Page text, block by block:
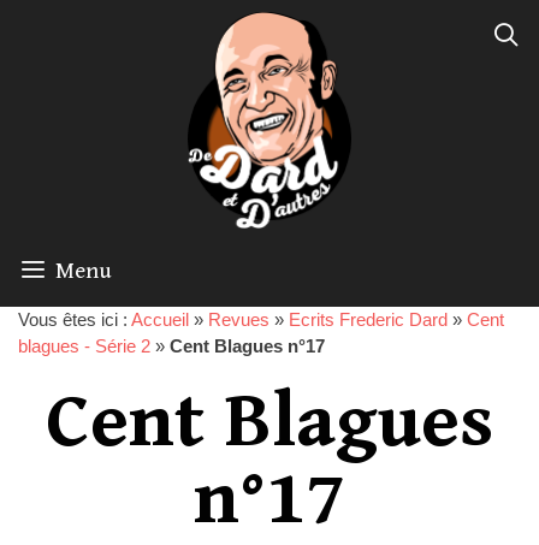
Menu
Vous êtes ici : Accueil » Revues » Ecrits Frederic Dard » Cent
blagues - Série 2 » Cent Blagues n°17
Cent Blagues
n°17